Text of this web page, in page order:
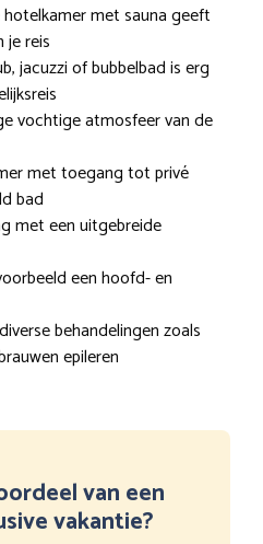
hotelkamer met sauna geeft
je reis
jacuzzi of bubbelbad is erg
vochtige atmosfeer van de
met toegang tot privé
bad
met een uitgebreide
een hoofd- en
behandelingen zoals
epileren
van een
vakantie?